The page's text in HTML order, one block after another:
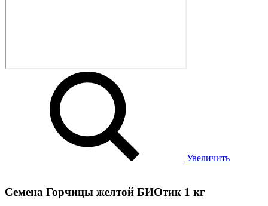
Увеличить
Семена Горчицы желтой БИОтик 1 кг